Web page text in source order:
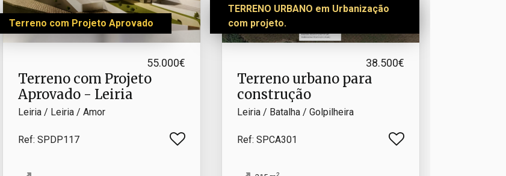
Terreno com Projeto Aprovado
55.000€
Terreno com Projeto
Aprovado - Leiria
Leiria / Leiria / Amor
Ref: SPDP117
TERRENO URBANO em Urbanização
com projeto.
38.500€
Terreno urbano para
construção
Leiria / Batalha / Golpilheira
Ref: SPCA301
2